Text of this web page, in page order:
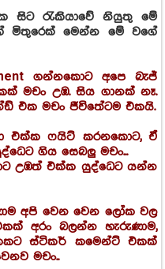
සිට රැකියාවේ නියුතු මේ
මිතුරෙක් මෙන්න මේ වගේ
ගන්නකොට අපෙ බැජ්
මචං උඹ. සිය ගානක් නෑ.
එක මචං ජීවිතේටම එකයි.
එක්ක ෆයිට් කරනකොට, ඒ
ගිය සෙබලු මචං...
උඹත් එක්ක යුද්ධෙට යන්න
අපි වෙන වෙන ලෝක වල
අරං බලන්න හැරුණාම,
ස්ටිකර් කමෙන්ට් එකක්
මචං..